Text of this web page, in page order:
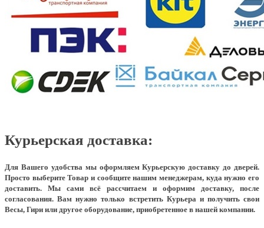
Курьерская доставка:
Для Вашего удобства мы оформляем Курьерскую доставку до дверей.
Просто выберите Товар и сообщите нашим менеджерам, куда нужно его
доставить. Мы сами всё рассчитаем и оформим доставку, после
согласования. Вам нужно только встретить Курьера и получить свои
Весы, Гири или другое оборудование, приобретенное в нашей компании.